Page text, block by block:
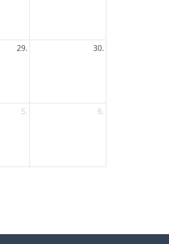
29. 30.
5. 6.